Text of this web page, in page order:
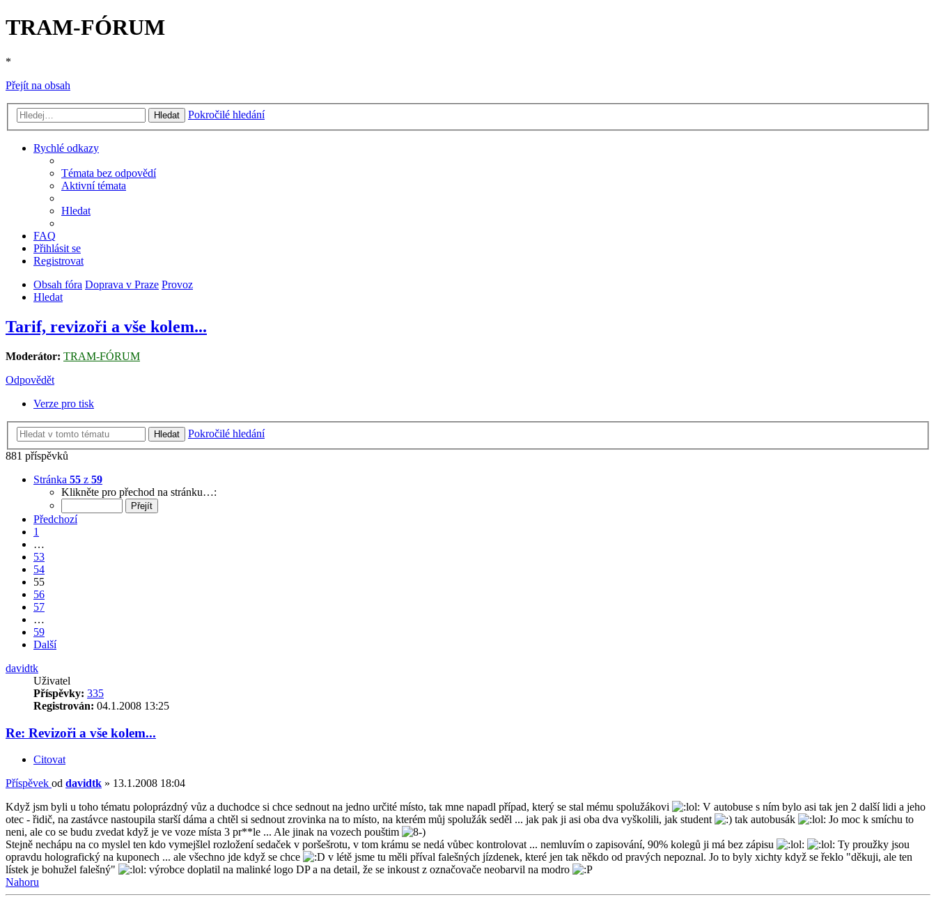
TRAM-FÓRUM
*
Přejít na obsah
Hledat Pokročilé hledání
Rychlé odkazy
Témata bez odpovědí
Aktivní témata
Hledat
FAQ
Přihlásit se
Registrovat
Obsah fóra Doprava v Praze Provoz
Hledat
Tarif, revizoři a vše kolem...
Moderátor: TRAM-FÓRUM
Odpovědět
Verze pro tisk
Hledat
Pokročilé hledání
881 příspěvků
Stránka 55 z 59
Klikněte pro přechod na stránku…:
Předchozí
1
…
53
54
55
56
57
…
59
Další
davidtk
Uživatel
Příspěvky: 335
Registrován: 04.1.2008 13:25
Re: Revizoři a vše kolem...
Citovat
Příspěvek od davidtk » 13.1.2008 18:04
Když jsm byli u toho tématu poloprázdný vůz a duchodce si chce sednout na jedno určité místo, tak mne napadl případ, který se stal mému spolužákovi
V autobuse s ním bylo asi tak jen 2 další lidi a jeho
otec - řidič, na zastávce nastoupila starší dáma a chtěl si sednout zrovinka na to místo, na kterém můj spolužák seděl ... jak pak ji asi oba dva vyškolili, jak student
tak autobusák
Jo moc k smíchu to
neni, ale co se budu zvedat když je ve voze místa 3 pr**le ... Ale jinak na vozech pouštim
Stejně nechápu na co myslel ten kdo vymejšlel rozložení sedaček v poršešrotu, v tom krámu se nedá vůbec kontrolovat ... nemluvím o zapisování, 90% kolegů ji má bez zápisu
Ty proužky jsou
opravdu holografický na kuponech ... ale všechno jde když se chce
v létě jsme tu měli příval falešných jízdenek, které jen tak někdo od pravých nepoznal. Jo to byly xichty když se řeklo "děkuji, ale ten
lístek je bohužel falešný"
výrobce doplatil na malinké logo DP a na detail, že se inkoust z označovače neobarvil na modro
Nahoru